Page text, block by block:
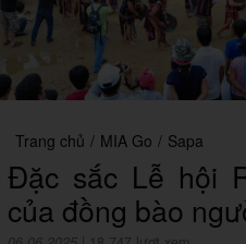
Trang chủ / MIA Go / Sapa
Đặc sắc Lễ hội
của đồng bào